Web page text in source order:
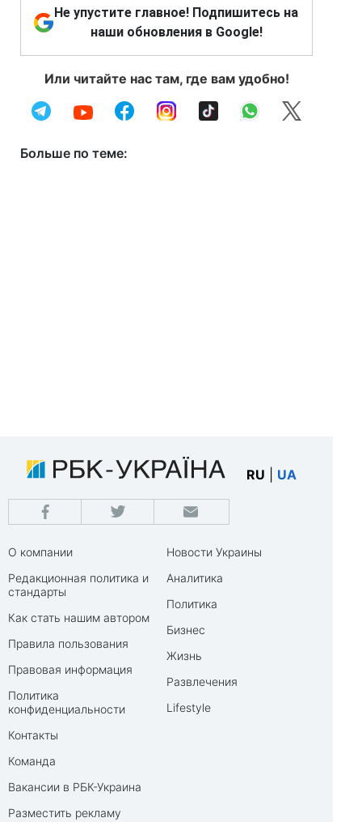
Не упустите главное! Подпишитесь на
наши обновления в Google!
Или читайте нас там, где вам удобно!
Больше по теме:
RU UA
О компании
Редакционная политика и
стандарты
Как стать нашим автором
Правила пользования
Правовая информация
Политика
конфиденциальности
Контакты
Команда
Вакансии в РБК-Украина
Разместить рекламу
Новости Украины
Аналитика
Политика
Бизнес
Жизнь
Развлечения
Lifestyle